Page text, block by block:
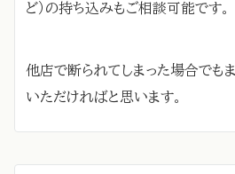
ど）の持ち込みもご相談可能です。
他店で断られてしまった場合でも
いただければと思います。